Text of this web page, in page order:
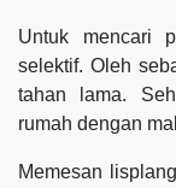
Untuk mencari
selektif. Oleh
tahan lama.
rumah dengan
Memesan